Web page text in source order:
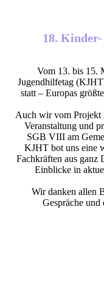
18.
Vom 13. bis 15.
Jugendhilfetag
statt – Europas
Auch wir vom Projekt
Veranstaltung und
SGB VIII am
KJHT bot uns eine
Fachkräften aus ganz
Einblicke in
Wir danken allen
Gespräche